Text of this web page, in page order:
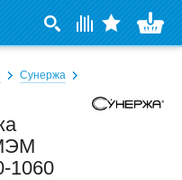
Сунержа
1060